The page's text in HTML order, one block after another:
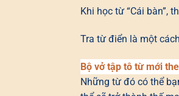
Khi học từ “Cái bàn”,
Tra từ điển là một
Bộ vở tập tô từ mới
Những từ đó có thể